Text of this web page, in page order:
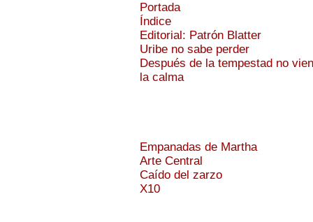
Portada
Índice
Editorial: Patrón Blatter
Uribe no sabe perder
Después de la tempestad no
la calma
Empanadas de Martha
Arte Central
Caído del zarzo
X10